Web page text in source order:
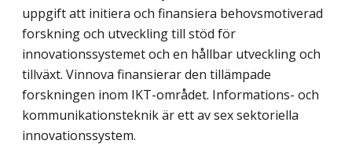
uppgift att initiera och finansiera behovsmotiverad
forskning och utveckling till stöd för
innovationssystemet och en hållbar utveckling och
tillväxt. Vinnova finansierar den tillämpade
forskningen inom IKT-området. Informations- och
kommunikationsteknik är ett av sex sektoriella
innovationssystem.